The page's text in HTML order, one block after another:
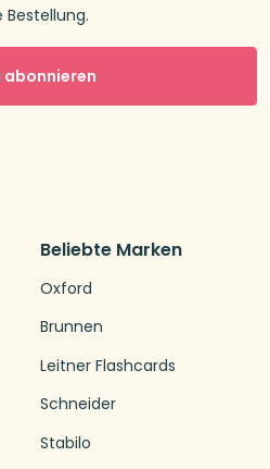
Beliebte Marken
Oxford
Brunnen
Leitner Flashcards
Schneider
Stabilo
Bestellung.